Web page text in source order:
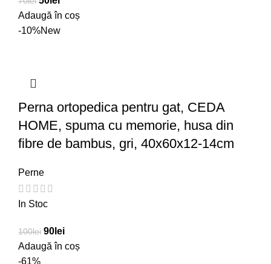
Adaugă în coș
-10%New
Perna ortopedica pentru gat, CEDA
HOME, spuma cu memorie, husa din
fibre de bambus, gri, 40x60x12-14cm
Perne
In Stoc
100lei 90 lei
Adaugă în coș
-61%